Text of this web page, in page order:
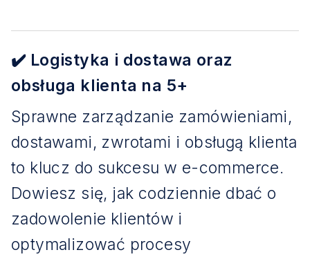
✔️ Logistyka i dostawa oraz
obsługa klienta na 5+
Sprawne zarządzanie zamówieniami,
dostawami, zwrotami i obsługą klienta
to klucz do sukcesu w e-commerce.
Dowiesz się, jak codziennie dbać o
zadowolenie klientów i
optymalizować procesy